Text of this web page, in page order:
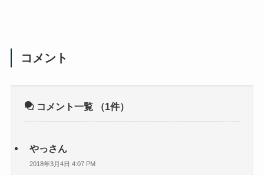
コメント
コメント一覧 （1件）
やっさん
2018年3月4日 4:07 PM